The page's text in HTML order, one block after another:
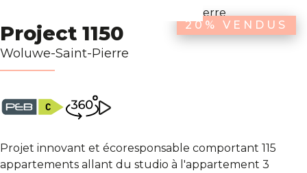
Project 1150
Woluwe-Saint-Pierre
Projet innovant et écoresponsable comportant 115
appartements allant du studio à l'appartement 3
20% VENDUS